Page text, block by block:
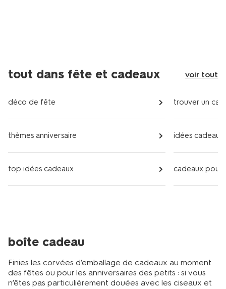
tout dans fête et cadeaux voir tout
déco de fête
thèmes anniversaire
top idées cadeaux
trouver un
idées
cadeaux pour
boîte cadeau
Finies les corvées d’emballage de cadeaux au moment
des fêtes ou pour les anniversaires des petits : si vous
n’êtes pas particulièrement douées avec les ciseaux et